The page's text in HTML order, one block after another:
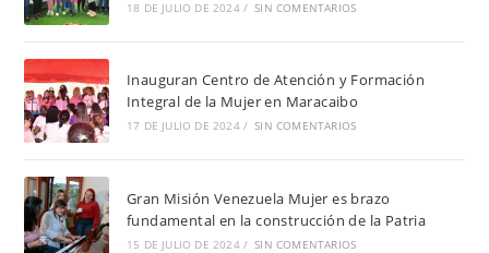
18 DE JULIO DE 2024 / SIN COMENTARIOS
Inauguran Centro de Atención y Formación
Integral de la Mujer en Maracaibo
17 DE JULIO DE 2024 / SIN COMENTARIOS
Gran Misión Venezuela Mujer es brazo
fundamental en la construcción de la Patria
15 DE JULIO DE 2024 / SIN COMENTARIOS